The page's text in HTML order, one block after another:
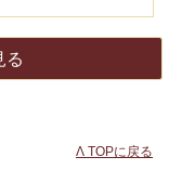
る
Λ TOPに戻る